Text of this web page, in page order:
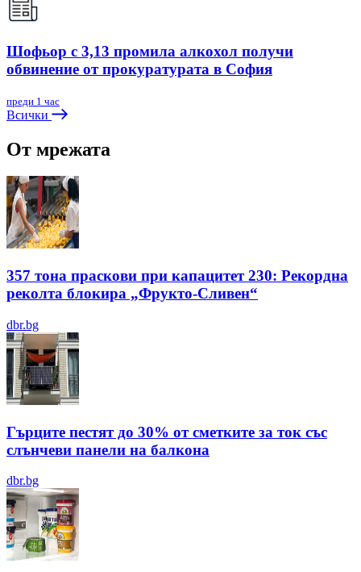
Шофьор с 3,13 промила алкохол получи
обвинение от прокуратурата в София
преди 1 час
Всички
От мрежата
357 тона праскови при капацитет 230: Рекордна
реколта блокира „Фрукто-Сливен“
dbr.bg
Гърците пестят до 30% от сметките за ток със
слънчеви панели на балкона
dbr.bg